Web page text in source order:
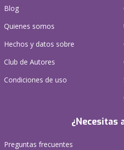
Blog
Quienes somos
Hechos y datos sobre
Club de Autores
Condiciones de uso
¿Necesitas
Preguntas frecuentes